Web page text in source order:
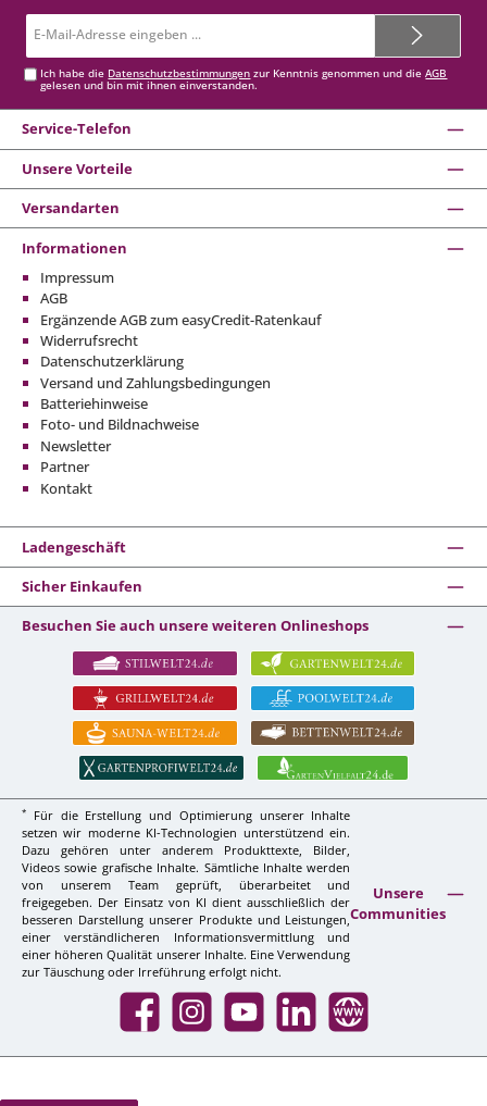
Mail-
Ich habe die Datenschutzbestimmungen zur Kenntnis genommen und dieAGB
gelesen und bin mit ihnen einverstanden.
Service-Telefon
Unsere Vorteile
Versandarten
Informationen
Impressum
AGB
Ergänzende AGB zum easyCredit-Ratenkauf
Widerrufsrecht
Datenschutzerklärung
Versand und Zahlungsbedingungen
Batteriehinweise
Foto- und Bildnachweise
Newsletter
Partner
Kontakt
Ladengeschäft
Sicher Einkaufen
Besuchen Sie auch unsere weiteren Onlineshops
*
Für die Erstellung und Optimierung unserer Inhalte
setzen wir moderne KI-Technologien unterstützend ein.
Dazu gehören unter anderem Produkttexte, Bilder,
Videos sowie grafische Inhalte. Sämtliche Inhalte werden
von unserem Team geprüft, überarbeitet und
freigegeben. Der Einsatz von KI dient ausschließlich der
besseren Darstellung unserer Produkte und Leistungen,
einer verständlicheren Informationsvermittlung und
einer höheren Qualität unserer Inhalte. Eine Verwendung
zur Täuschung oder Irreführung erfolgt nicht.
Unsere
Communities
Facebook InstagramYouTube LinkedIn Website